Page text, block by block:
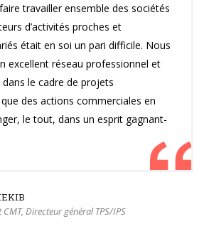
travailler ensemble des sociétés
d’activités proches et
était en soi un pari difficile. Nous
excellent réseau professionnel et
le cadre de projets
des actions commerciales en
le tout, dans un esprit gagnant-
CMT, Directeur général TPS/IPS